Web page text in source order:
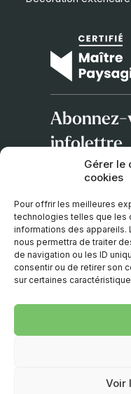
Gérer le
cookies
Pour offrir les meilleures
technologies telles que les
informations des appareils.
nous permettra de traiter
de navigation ou les ID
consentir ou de retirer son
sur certaines
Voir
Abonnez-
infolettre
Adresse
courriel
EMBLÈME
Politique de